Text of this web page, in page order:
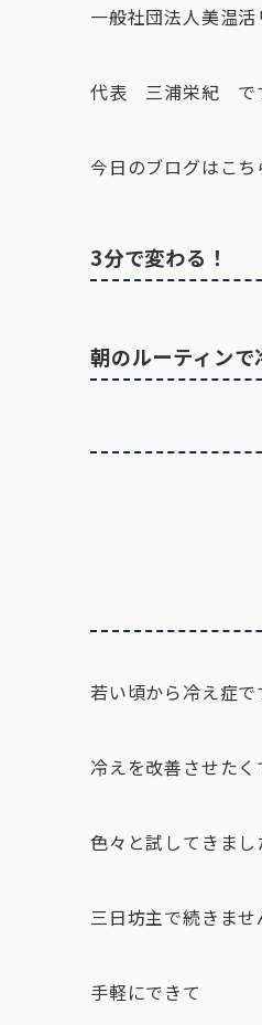
一般社団法人美温
代表 三浦栄紀 で
今日のブログはこち
3分で変わる！
朝のルーティン
若い頃から冷え症で
冷えを改善させたく
色々と試してきまし
三日坊主で続きませ
手軽にできて